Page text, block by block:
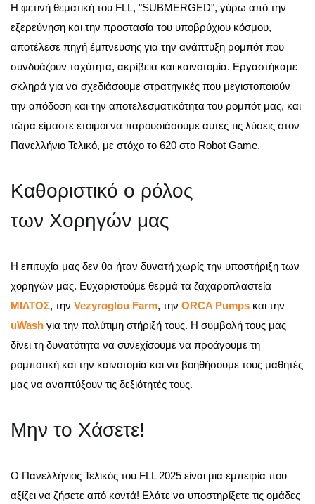
Η φετινή θεματική του FLL, "SUBMERGED", γύρω από την
εξερεύνηση και την προστασία του υποβρύχιου κόσμου,
αποτέλεσε πηγή έμπνευσης για την ανάπτυξη ρομπότ που
συνδυάζουν ταχύτητα, ακρίβεια και καινοτομία. Εργαστήκαμε
σκληρά για να σχεδιάσουμε στρατηγικές που μεγιστοποιούν
την απόδοση και την αποτελεσματικότητα του ρομπότ μας, και
τώρα είμαστε έτοιμοι να παρουσιάσουμε αυτές τις λύσεις στον
Πανελλήνιο Τελικό, με στόχο το 620 στο Robot Game.
Καθοριστικό ο ρόλος
των Χορηγών μας
Η επιτυχία μας δεν θα ήταν δυνατή χωρίς την υποστήριξη των
χορηγών μας. Ευχαριστούμε θερμά τα ζαχαροπλαστεία
ΜΙΛΤΟΣ, την Vezyroglou Farm, την ORCA Pumps και την
uWash για την πολύτιμη στήριξή τους. Η συμβολή τους μας
δίνει τη δυνατότητα να συνεχίσουμε να προάγουμε τη
ρομποτική και την καινοτομία και να βοηθήσουμε τους μαθητές
μας να αναπτύξουν τις δεξιότητές τους.
Μην το Χάσετε!
Ο Πανελλήνιος Τελικός του FLL 2025 είναι μια εμπειρία που
αξίζει να ζήσετε από κοντά! Ελάτε να υποστηρίξετε τις ομάδες